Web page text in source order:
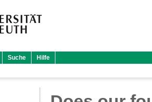
Suche Hilfe